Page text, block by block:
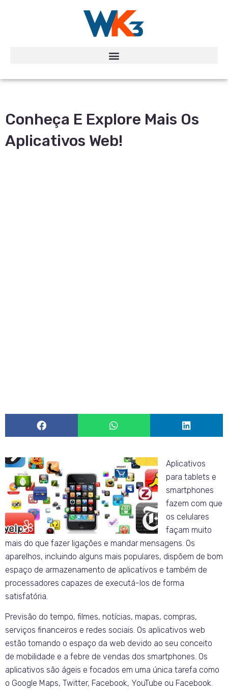
Conheça E Explore Mais Os
Aplicativos Web!
Aplicativos
para tablets e
smartphones
fazem com que
os celulares
façam muito
mais do que fazer ligações e mandar mensagens. Os
aparelhos, incluindo alguns mais populares, dispõem de bom
espaço de armazenamento de aplicativos e também de
processadores capazes de executá-los de forma
satisfatória.
Previsão do tempo, filmes, notícias, mapas, compras,
serviços financeiros e redes sociais. Os aplicativos web
estão tomando o espaço da web devido ao seu conceito
de mobilidade e a febre de vendas dos smartphones. Os
aplicativos são ágeis e focados em uma única tarefa como
o Google Maps, Twitter, Facebook, YouTube ou Facebook.